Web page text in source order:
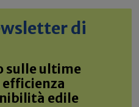
di
sulle ultime
edile